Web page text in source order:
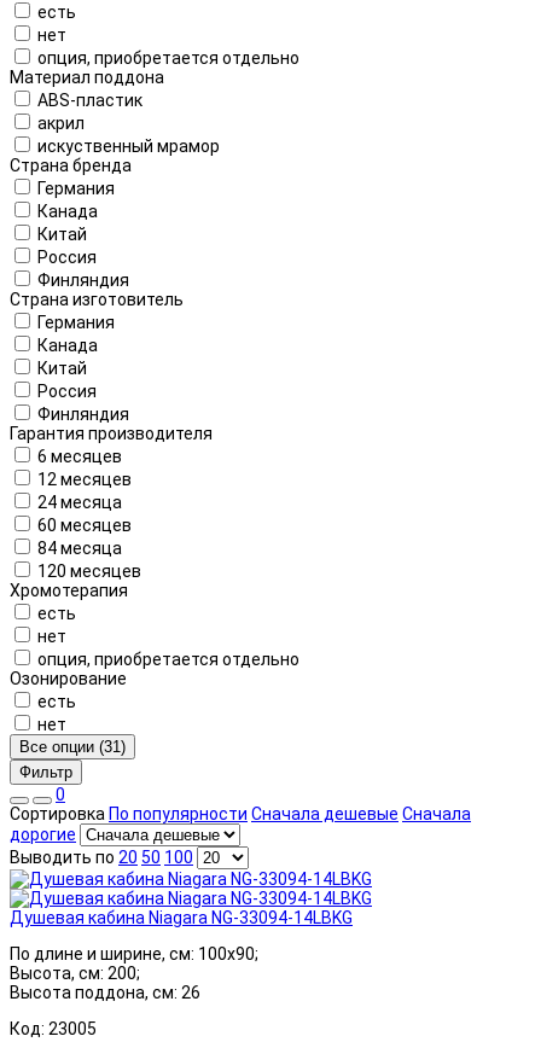
есть
нет
опция, приобретается отдельно
Материал поддона
ABS-пластик
акрил
искуственный мрамор
Страна бренда
Германия
Канада
Китай
Россия
Финляндия
Страна изготовитель
Германия
Канада
Китай
Россия
Финляндия
Гарантия производителя
6 месяцев
12 месяцев
24 месяца
60 месяцев
84 месяца
120 месяцев
Хромотерапия
есть
нет
опция, приобретается отдельно
Озонирование
есть
нет
Все опции (31)
Фильтр
0
Сортировка По популярности Сначала дешевые Сначала
дорогие
Выводить по 20 50 100
Душевая кабина Niagara NG-33094-14LBKG
По длине и ширине, см: 100x90;
Высота, см: 200;
Высота поддона, см: 26
Код: 23005